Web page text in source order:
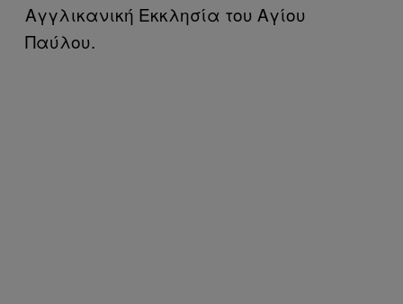
Αγγλικανική Εκκλησία του Αγίου
Παύλου.